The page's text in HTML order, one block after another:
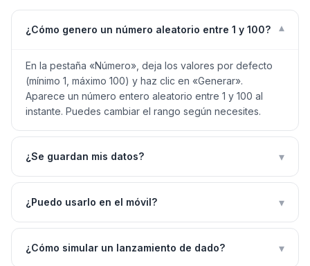
¿Cómo genero un número aleatorio entre 1 y 100? ▾
En la pestaña «Número», deja los valores por defecto
(mínimo 1, máximo 100) y haz clic en «Generar».
Aparece un número entero aleatorio entre 1 y 100 al
instante. Puedes cambiar el rango según necesites.
¿Se guardan mis datos? ▾
¿Puedo usarlo en el móvil? ▾
¿Cómo simular un lanzamiento de dado? ▾